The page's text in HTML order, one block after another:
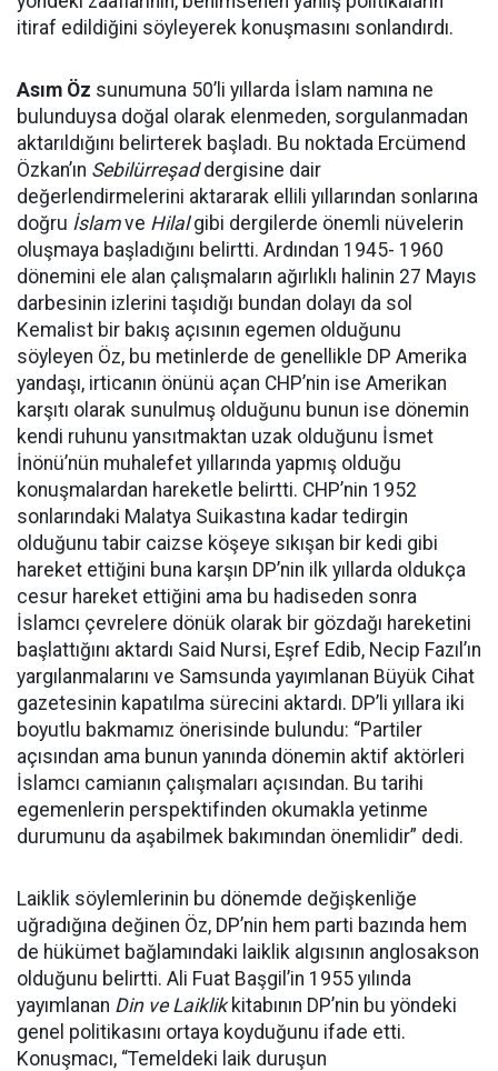
itiraf edildiğini söyleyerek konuşmasını sonlandırdı.
Asım Öz sunumuna 50’li yıllarda İslam namına ne
bulunduysa doğal olarak elenmeden, sorgulanmadan
aktarıldığını belirterek başladı. Bu noktada Ercümend
Özkan’ın Sebilürreşaddergisine dair
değerlendirmelerini aktararak ellili yıllarından sonlarına
doğru İslamve Hilalgibi dergilerde önemli nüvelerin
oluşmaya başladığını belirtti. Ardından 1945- 1960
dönemini ele alan çalışmaların ağırlıklı halinin 27 Mayıs
darbesinin izlerini taşıdığı bundan dolayı da sol
Kemalist bir bakış açısının egemen olduğunu
söyleyen Öz, bu metinlerde de genellikle DP Amerika
yandaşı, irticanın önünü açan CHP’nin ise Amerikan
karşıtı olarak sunulmuş olduğunu bunun ise dönemin
kendi ruhunu yansıtmaktan uzak olduğunu İsmet
İnönü’nün muhalefet yıllarında yapmış olduğu
konuşmalardan hareketle belirtti. CHP’nin 1952
sonlarındaki Malatya Suikastına kadar tedirgin
olduğunu tabir caizse köşeye sıkışan bir kedi gibi
hareket ettiğini buna karşın DP’nin ilk yıllarda oldukça
cesur hareket ettiğini ama bu hadiseden sonra
İslamcı çevrelere dönük olarak bir gözdağı hareketini
başlattığını aktardı Said Nursi, Eşref Edib, Necip Fazıl’ın
yargılanmalarını ve Samsunda yayımlanan Büyük Cihat
gazetesinin kapatılma sürecini aktardı. DP’li yıllara iki
boyutlu bakmamız önerisinde bulundu: “Partiler
açısından ama bunun yanında dönemin aktif aktörleri
İslamcı camianın çalışmaları açısından. Bu tarihi
egemenlerin perspektifinden okumakla yetinme
durumunu da aşabilmek bakımından önemlidir” dedi.
Laiklik söylemlerinin bu dönemde değişkenliğe
uğradığına değinen Öz, DP’nin hem parti bazında hem
de hükümet bağlamındaki laiklik algısının anglosakson
olduğunu belirtti. Ali Fuat Başgil’in 1955 yılında
yayımlanan Din ve Laiklikkitabının DP’nin bu yöndeki
genel politikasını ortaya koyduğunu ifade etti.
Konuşmacı, “Temeldeki laik duruşun